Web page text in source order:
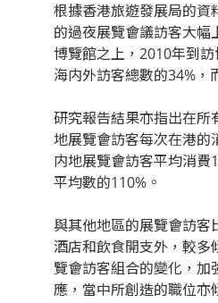
根據香港旅遊發展局的資
的過夜展覽會議訪客大幅
博覽館之上，2010年到
海内外訪客總數的34%，
研究報告結果亦指出在所
地展覽會訪客每次在港的
内地展覽會訪客平均消費
平均數的110%。
與其他地區的展覽會訪客
酒店和飲食開支外，較多
覽會訪客組合的變化，
應，當中所創造的職位亦